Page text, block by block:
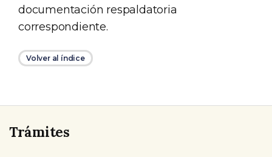
documentación respaldatoria
correspondiente.
Volver al índice
Trámites